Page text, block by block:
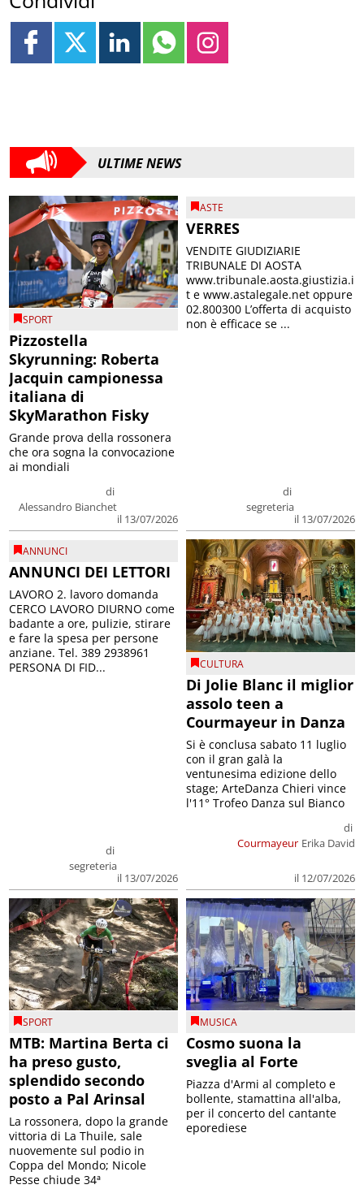
ULTIME NEWS
SPORT
Pizzostella
Skyrunning: Roberta
Jacquin campionessa
italiana di
SkyMarathon Fisky
di
Alessandro Bianchet
il 13/07/2026
Grande prova della rossonera
che ora sogna la convocazione
ai mondiali
ASTE
VERRES
di
segreteria
il 13/07/2026
VENDITE GIUDIZIARIE
TRIBUNALE DI AOSTA
www.tribunale.aosta.giustizia.i
t e www.astalegale.net oppure
02.800300 L’offerta di acquisto
non è efficace se ...
ANNUNCI
ANNUNCI DEI LETTORI
di
segreteria
il 13/07/2026
LAVORO 2. lavoro domanda
CERCO LAVORO DIURNO come
badante a ore, pulizie, stirare
e fare la spesa per persone
anziane. Tel. 389 2938961
PERSONA DI FID...
CULTURA
Di Jolie Blanc il miglior
assolo teen a
Courmayeur in Danza
Courmayeur
di
Erika David
il 12/07/2026
Si è conclusa sabato 11 luglio
con il gran galà la
ventunesima edizione dello
stage; ArteDanza Chieri vince
l'11° Trofeo Danza sul Bianco
SPORT
MTB: Martina Berta ci
ha preso gusto,
splendido secondo
posto a Pal Arinsal
La rossonera, dopo la grande
vittoria di La Thuile, sale
nuovemente sul podio in
Coppa del Mondo; Nicole
Pesse chiude 34ª
MUSICA
Cosmo suona la
sveglia al Forte
Piazza d'Armi al completo e
bollente, stamattina all'alba,
per il concerto del cantante
eporediese